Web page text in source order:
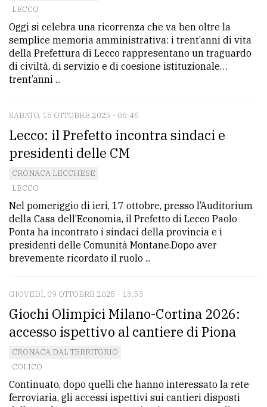
LECCO
Oggi si celebra una ricorrenza che va ben oltre la
semplice memoria amministrativa: i trent’anni di vita
della Prefettura di Lecco rappresentano un traguardo
di civiltà, di servizio e di coesione istituzionale…
trent’anni ...
SABATO, 18 OTTOBRE 2025 - 08:46
Lecco: il Prefetto incontra sindaci e
presidenti delle CM
CRONACA LECCHESE
LECCO
Nel pomeriggio di ieri, 17 ottobre, presso l’Auditorium
della Casa dell’Economia, il Prefetto di Lecco Paolo
Ponta ha incontrato i sindaci della provincia e i
presidenti delle Comunità Montane.Dopo aver
brevemente ricordato il ruolo ...
GIOVEDÌ, 09 OTTOBRE 2025 - 13:53
Giochi Olimpici Milano-Cortina 2026:
accesso ispettivo al cantiere di Piona
CRONACA DAL TERRITORIO
COLICO
Continuato, dopo quelli che hanno interessato la rete
ferroviaria, gli accessi ispettivi sui cantieri disposti